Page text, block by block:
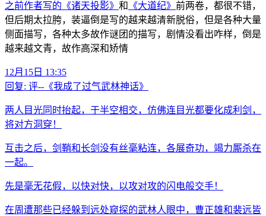
之前作者写的 《诸天投影》 和 《大道纪》 前两卷，都很不错，
但后期太拉胯，装逼倒是写的越来越清新脱俗，但是各种大量
侧面描写，各种太多故作谜团的描写，剧情没看出咋样，倒是
越来越文青，故作高深和矫情
12月15日 13:35
回复: 评--《我成了过气武林神话》
两人目光同时抬起，于半空相交，仿佛连目光都要化成利剑，
将对方洞穿！
互击之后，剑鞘和长剑没有丝毫粘连，各展奇功，竭力厮杀在
一起。
先是毫无花假，以快对快，以攻对攻的闪电般交手！
在周遭那些已经躲到远处窥探的武林人眼中，曹正雄和裴远皆